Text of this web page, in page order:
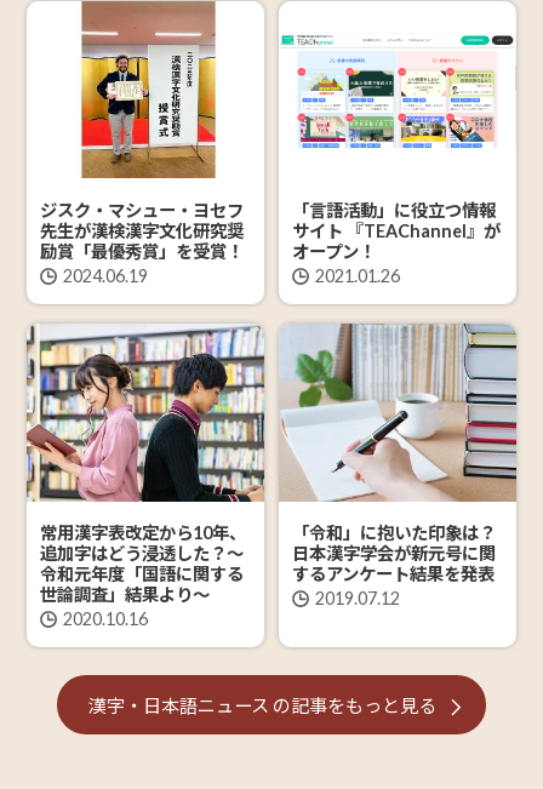
ジスク・マシュー・ヨセフ
先生が漢検漢字文化研究奨
励賞「最優秀賞」を受賞！
2024.06.19
「言語活動」に役立つ情報
サイト 『TEAChannel』が
オープン！
2021.01.26
常用漢字表改定から10年、
追加字はどう浸透した？～
令和元年度「国語に関する
世論調査」結果より～
2020.10.16
「令和」に抱いた印象は？
日本漢字学会が新元号に関
するアンケート結果を発表
2019.07.12
漢字・日本語ニュース の記事をもっと見る